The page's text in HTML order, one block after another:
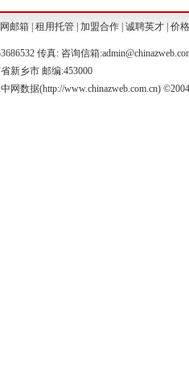
邮箱 租用托管 加盟合作 诚聘英才 价
传真: 咨询信箱
新乡市 邮编:453000
网数据(http://www.chinazweb.com.cn)